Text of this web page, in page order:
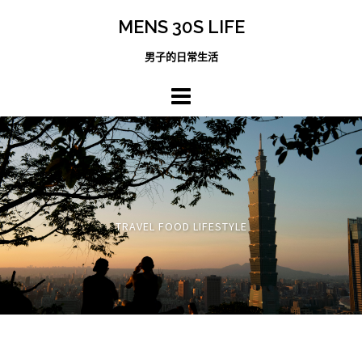
MENS 30S LIFE
男子的日常生活
TRAVEL FOOD LIFESTYLE